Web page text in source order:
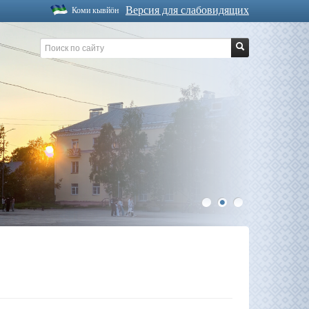
Версия для слабовидящих
Коми кывйöн
1 2 3